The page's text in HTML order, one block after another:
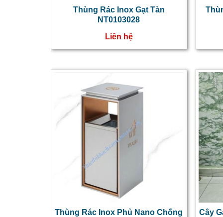
Thùng Rác Inox Gạt Tàn
NT0103028
Liên hệ
Thùng Rác Inox Phủ Nano Chống
Cây